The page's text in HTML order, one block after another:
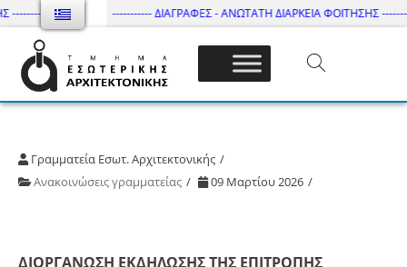
----------- ΔΙΑΓΡΑΦΕΣ - ΑΝΩΤΑΤΗ ΔΙΑΡΚΕΙΑ ΦΟΙΤΗΣΗΣ
Τμήμα Εσωτ. Αρχιτεκτονικής – ΔΙ.ΠΑ.Ε
Γραμματεία Εσωτ. Αρχιτεκτονικής
Ανακοινώσεις γραμματείας
09 Μαρτίου 2026
ΔΙΟΡΓΑΝΩΣΗ ΕΚΔΗΛΩΣΗΣ ΤΗΣ ΕΠΙΤΡΟΠΗΣ